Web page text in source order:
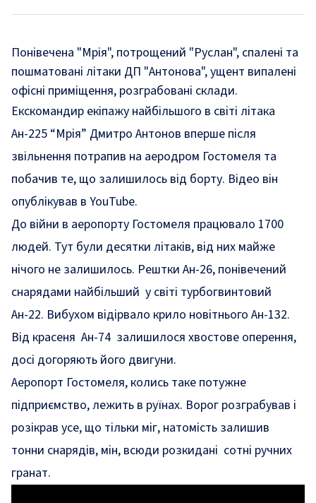
Понівечена "Мрія", потрощений "Руслан", спалені та
пошматовані літаки ДП "Антонова", ущент випалені
офісні приміщення, розграбовані склади.
Екскомандир екіпажу найбільшого в світі літака
Ан-225 “Мрія” Дмитро Антонов вперше після
звільнення потрапив на аеродром Гостомеля та
побачив те, що залишилось від борту. Відео він
опублікував в YouTube.
До війни в аеропорту Гостомеля працювало 1700
людей. Тут були десятки літаків, від них майже
нічого не залишилось. Рештки Ан-26, понівечений
снарядами найбільший у світі турбогвинтовий
Ан-22. Вибухом відірвало крило новітнього Ан-132.
Від красеня Ан-74 залишилося хвостове оперення,
досі догоряють його двигуни.
Аеропорт Гостомеля, колись таке потужне
підприємство, лежить в руїнах. Ворог розграбував і
розікрав усе, що тільки міг, натомість залишив
тонни снарядів, мін, всюди розкидані сотні ручних
гранат.